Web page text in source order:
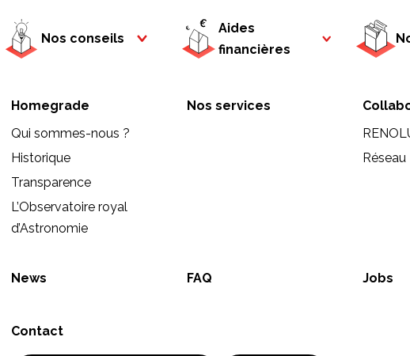
Nos conseils
Aides
financières
Homegrade
Qui sommes-nous ?
Historique
Transparence
L’Observatoire royal
d’Astronomie
Nos services
News FAQ Jobs
Contact